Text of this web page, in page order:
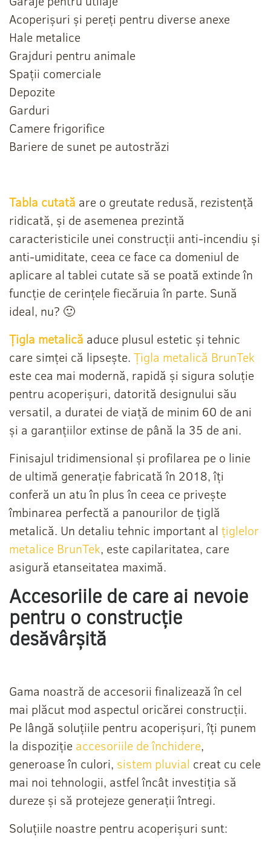
Acoperișuri și pereți pentru diverse anexe
Hale metalice
Grajduri pentru animale
Spații comerciale
Depozite
Garduri
Camere frigorifice
Bariere de sunet pe autostrăzi
Tabla cutată are o greutate redusă, rezistență
ridicată, și de asemenea prezintă
caracteristicile unei construcții anti-incendiu și
anti-umiditate, ceea ce face ca domeniul de
aplicare al tablei cutate să se poată extinde în
funcție de cerințele fiecăruia în parte. Sună
ideal, nu? 🙂
Țigla metalică aduce plusul estetic și tehnic
care simței că lipsește. Țigla metalică BrunTek
este cea mai modernă, rapidă și sigura soluție
pentru acoperișuri, datorită designului său
versatil, a duratei de viață de minim 60 de ani
și a garanțiilor extinse de până la 35 de ani.
Finisajul tridimensional și profilarea pe o linie
de ultimă generație fabricată în 2018, îți
conferă un atu în plus în ceea ce privește
îmbinarea perfectă a panourilor de țiglă
metalică. Un detaliu tehnic important al țiglelor
metalice BrunTek, este capilaritatea, care
asigură etanseitatea maximă.
Accesoriile de care ai nevoie
pentru o construcție
desăvârșită
Gama noastră de accesorii finalizează în cel
mai plăcut mod aspectul oricărei construcții.
Pe lângă soluțiile pentru acoperișuri, îți punem
la dispoziție accesoriile de închidere,
generoase în culori, sistem pluvial creat cu cele
mai noi tehnologii, astfel încât investiția să
dureze și să protejeze generații întregi.
Soluțiile noastre pentru acoperișuri sunt: